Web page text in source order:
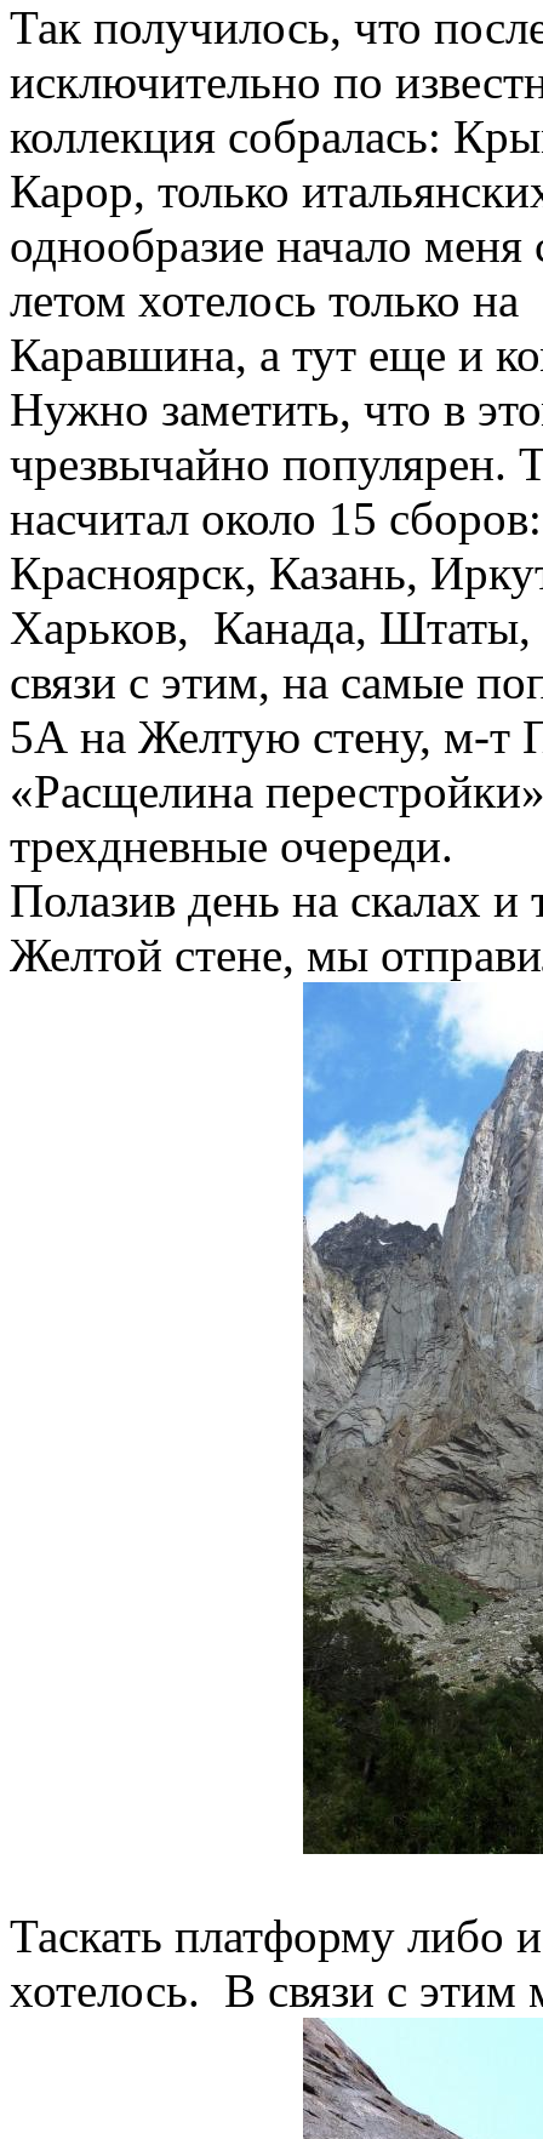
Так получилось, что
исключительно по
коллекция собралась:
Карор, только
однообразие начало меня
летом хотелось только
Каравшина, а тут еще и
Нужно заметить, что в
чрезвычайно популярен.
насчитал около 15
Красноярск, Казань,
Харьков, Канада,
связи с этим, на самые
5А на Желтую стену, м-т
«Расщелина
трехдневные очереди.
Полазив день на скалах
Желтой стене, мы
Таскать платформу либо
хотелось. В связи с